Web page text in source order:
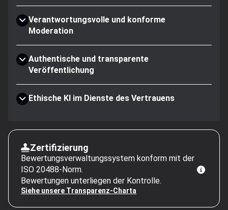
Verantwortungsvolle und konforme
Moderation
Authentische und transparente
Veröffentlichung
Ethische KI im Dienste des Vertrauens
Zertifizierung
Bewertungsverwaltungssystem konform mit der
ISO 20488-Norm.
Bewertungen unterliegen der Kontrolle.
Siehe unsere Transparenz-Charta